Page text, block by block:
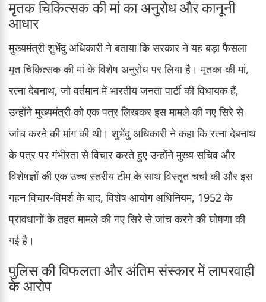
मृतक चिकित्सक की मां का अनुरोध और कानूनी
आधार
मुख्यमंत्री शुभेंदु अधिकारी ने बताया कि सरकार ने यह बड़ा फैसला
मृत चिकित्सक की मां के विशेष अनुरोध पर लिया है। मृतका की मां,
रत्ना देबनाथ, जो वर्तमान में भारतीय जनता पार्टी की विधायक हैं,
उन्होंने मुख्यमंत्री को एक पत्र लिखकर इस मामले की नए सिरे से
जांच करने की मांग की थी। शुभेंदु अधिकारी ने कहा कि रत्ना देबनाथ
के पत्र पर गंभीरता से विचार करते हुए उन्होंने मुख्य सचिव और
विशेषज्ञों की एक उच्च स्तरीय टीम के साथ विस्तृत चर्चा की और इस
गहन विचार-विमर्श के बाद, विशेष आयोग अधिनियम, 1952 के
प्रावधानों के तहत मामले की नए सिरे से जांच करने की घोषणा की
गई है।
पुलिस की विफलता और अंतिम संस्कार में लापरवाही
के आरोप